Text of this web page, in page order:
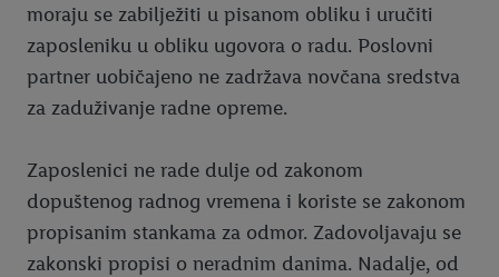
moraju se zabilježiti u pisanom obliku i uručiti
zaposleniku u obliku ugovora o radu. Poslovni
partner uobičajeno ne zadržava novčana sredstva
za zaduživanje radne opreme.
Zaposlenici ne rade dulje od zakonom
dopuštenog radnog vremena i koriste se zakonom
propisanim stankama za odmor. Zadovoljavaju se
zakonski propisi o neradnim danima. Nadalje, od